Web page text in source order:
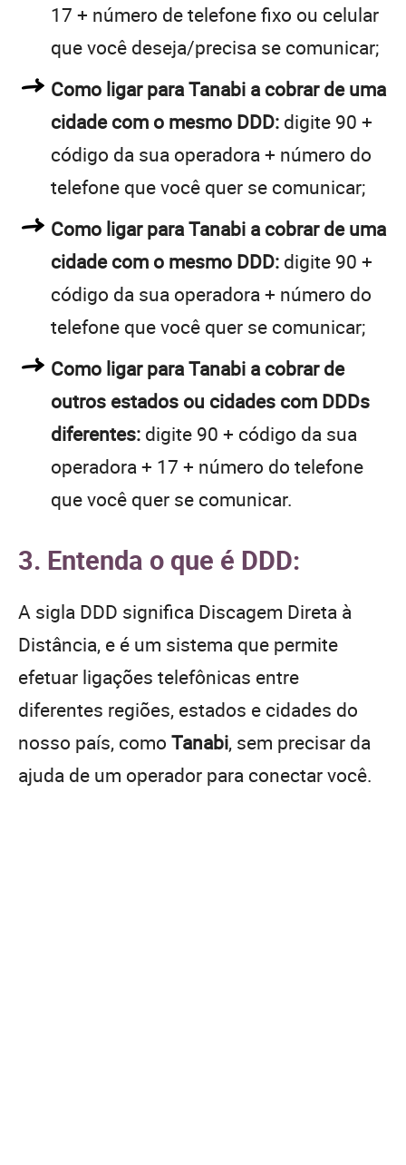
17 + número de telefone fixo ou celular
que você deseja/precisa se comunicar;
Como ligar para Tanabi a cobrar de uma
cidade com o mesmo DDD: digite 90 +
código da sua operadora + número do
telefone que você quer se comunicar;
Como ligar para Tanabi a cobrar de uma
cidade com o mesmo DDD: digite 90 +
código da sua operadora + número do
telefone que você quer se comunicar;
Como ligar para Tanabi a cobrar de
outros estados ou cidades com DDDs
diferentes: digite 90 + código da sua
operadora + 17 + número do telefone
que você quer se comunicar.
3. Entenda o que é DDD:
A sigla DDD significa Discagem Direta à
Distância, e é um sistema que permite
efetuar ligações telefônicas entre
diferentes regiões, estados e cidades do
nosso país, como Tanabi, sem precisar da
ajuda de um operador para conectar você.